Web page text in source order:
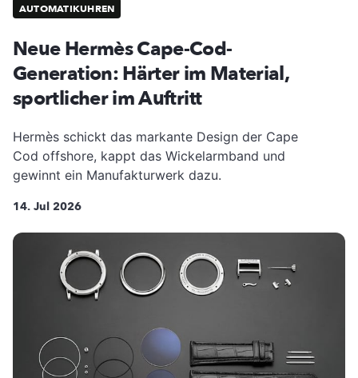
AUTOMATIKUHREN
Neue Hermès Cape-Cod-
Generation: Härter im Material,
sportlicher im Auftritt
Hermès schickt das markante Design der Cape
Cod offshore, kappt das Wickelarmband und
gewinnt ein Manufakturwerk dazu.
14. Jul 2026